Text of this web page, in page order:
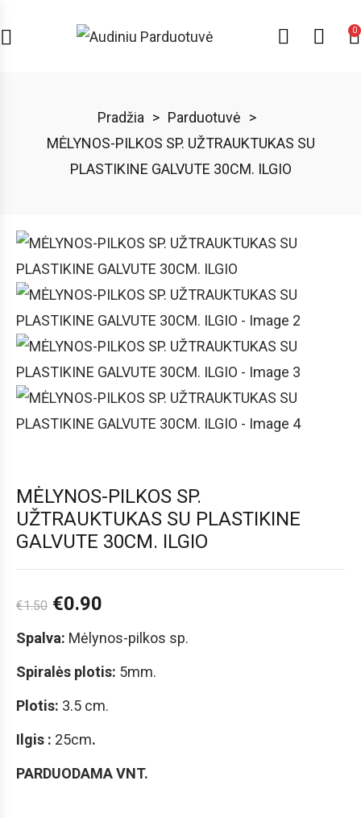
0
Pradžia > Parduotuvė >
MĖLYNOS-PILKOS SP. UŽTRAUKTUKAS SU
PLASTIKINE GALVUTE 30CM. ILGIO
MĖLYNOS-PILKOS SP.
UŽTRAUKTUKAS SU PLASTIKINE
GALVUTE 30CM. ILGIO
€1.50 €0.90
Spalva: Mėlynos-pilkos sp.
Spiralės plotis: 5mm.
Plotis: 3.5 cm.
Ilgis : 25cm.
PARDUODAMA VNT.